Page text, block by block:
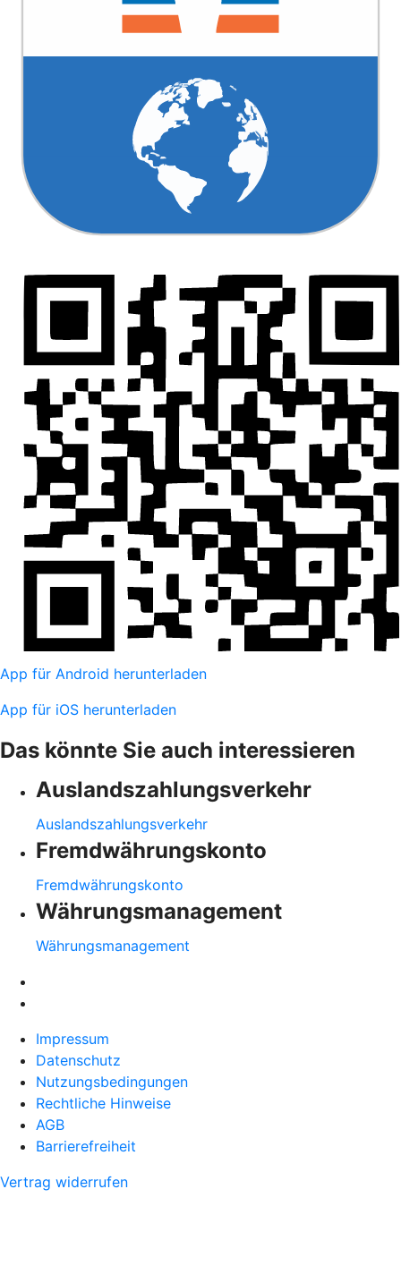
App für Android herunterladen
App für iOS herunterladen
Das könnte Sie auch interessieren
Auslandszahlungsverkehr
Auslandszahlungsverkehr
Fremdwährungskonto
Fremdwährungskonto
Währungsmanagement
Währungsmanagement
Impressum
Datenschutz
Nutzungsbedingungen
Rechtliche Hinweise
AGB
Barrierefreiheit
Vertrag widerrufen